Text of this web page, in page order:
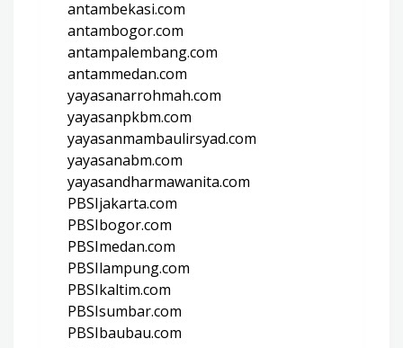
antambekasi.com
antambogor.com
antampalembang.com
antammedan.com
yayasanarrohmah.com
yayasanpkbm.com
yayasanmambaulirsyad.com
yayasanabm.com
yayasandharmawanita.com
PBSIjakarta.com
PBSIbogor.com
PBSImedan.com
PBSIlampung.com
PBSIkaltim.com
PBSIsumbar.com
PBSIbaubau.com